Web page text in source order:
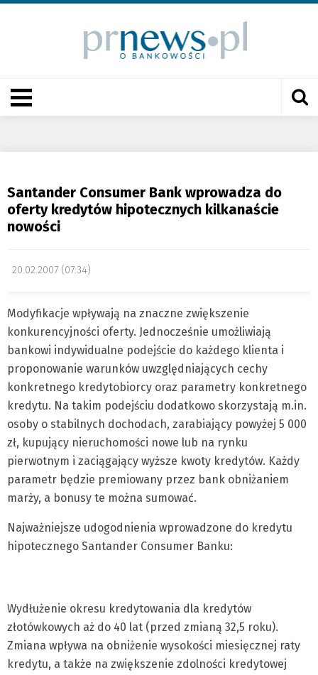
Santander Consumer Bank wprowadza do
oferty kredytów hipotecznych kilkanaście
nowości
20.02.2007 (07:34)
Modyfikacje wpływają na znaczne zwiększenie
konkurencyjności oferty. Jednocześnie umożliwiają
bankowi indywidualne podejście do każdego klienta i
proponowanie warunków uwzględniających cechy
konkretnego kredytobiorcy oraz parametry konkretnego
kredytu. Na takim podejściu dodatkowo skorzystają m.in.
osoby o stabilnych dochodach, zarabiający powyżej 5 000
zł, kupujący nieruchomości nowe lub na rynku
pierwotnym i zaciągający wyższe kwoty kredytów. Każdy
parametr będzie premiowany przez bank obniżaniem
marży, a bonusy te można sumować.
Najważniejsze udogodnienia wprowadzone do kredytu
hipotecznego Santander Consumer Banku:
Wydłużenie okresu kredytowania dla kredytów
złotówkowych aż do 40 lat (przed zmianą 32,5 roku).
Zmiana wpływa na obniżenie wysokości miesięcznej raty
kredytu, a także na zwiększenie zdolności kredytowej